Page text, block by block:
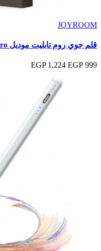
JOYROOM
قلم جوي روم تابليت موديل JR K12 Pro
999 EGP
1,224 EGP